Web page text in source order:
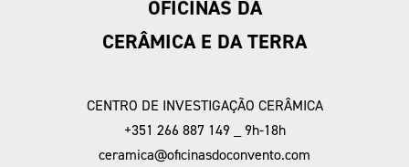
OFICINAS DA
CERÂMICA E DA TERRA
CENTRO DE INVESTIGAÇÃO CERÂMICA
+351 266 887 149 _ 9h-18h
ceramica@oficinasdoconvento.com